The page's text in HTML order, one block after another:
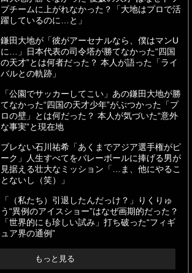
プチームに上がれなかった？「大地はプロで活
躍しているのに…と」
鎌田大地が「彼がアーセナルなら、僕はマンU
に…」日本代表の司令塔が勝てなかった“四国
の天才”とは何者だった？ 本人が語った「ライ
バルとの軌跡」
「公園でサッカーしてこい」あの鎌田大地が勝
てなかった“四国の天才少年”がぶつかった「プ
ロの壁」とは何だった？ 本人が気づいた“意外
な事実”と現在地
ブレない石川祐希「あくまでアジア選手権がピ
ーク」人生すべてをバレーボールに捧げる男が
見据える壮大なミッション「…ま、他にやるこ
とないし（笑）」
「（私たち）引退したんだっけ？」りくりゅ
う“異例のアイスショー”はなぜ画期的だった？
「世界的にも珍しい試み」打ち破った“フィギ
ュア界の通例”
もっと見る